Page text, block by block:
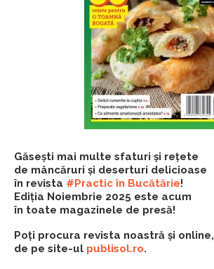
Găsești mai multe sfaturi și rețete
de mâncăruri și deserturi delicioase
în revista #Practic în Bucătărie!
Ediția Noiembrie 2025 este acum
în toate magazinele de presă!
Poți procura revista noastră și online,
de pe site-ul publisol.ro.